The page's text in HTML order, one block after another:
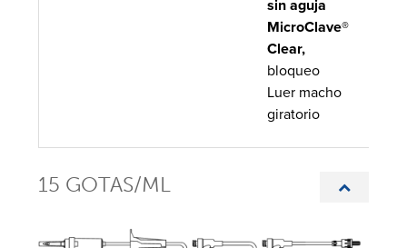
sin aguja
MicroClave®
Clear,
bloqueo
Luer macho
giratorio
15 GOTAS/ML